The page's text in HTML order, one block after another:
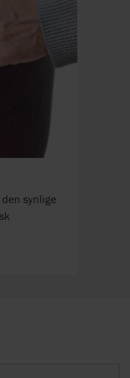
synlige